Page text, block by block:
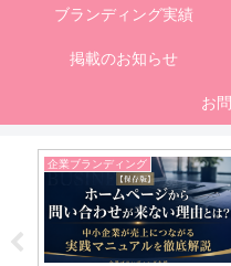
ブランディング実績
掲載のお知らせ
お
企業ブランディング